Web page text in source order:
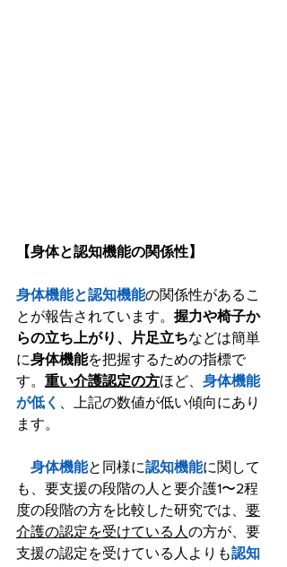
【身体と認知機能の関係性】
身体機能と認知機能の関係性があるこ
とが報告されています。 握力や椅子か
らの立ち上がり、片足立ちなどは簡単
に身体機能を把握するための指標で
す。 重い介護認定の方ほど、 身体機能
が低く
、上記の数値が低い傾向にあり
ます。
身体機能と同様に認知機能に関して
も、要支援の段階の人と要介護1〜2程
度の段階の方を比較した研究では、 要
介護の認定を受けている人 の方が、要
支援の認定を受けている人よりも認知